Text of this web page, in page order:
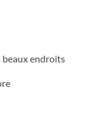
beaux endroits